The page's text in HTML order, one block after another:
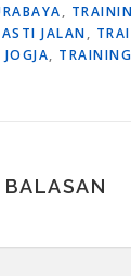
,
JALAN,
,